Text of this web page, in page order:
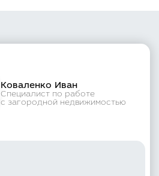
Коваленко Иван
Специалист по работе
с загородной недвижимостью